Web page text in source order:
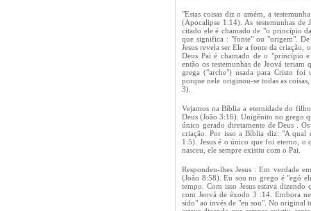
"Estas coisas diz o amém, a
(Apocalipse 1:14). As testemunhas
citado ele é chamado de "o princípio
que significa : "fonte" ou "origem".
Jesus revela ser Ele a fonte da
Deus Pai é chamado de o "princípio
então os testemunhas de Jeová
grega ("arche") usada para Cristo foi
porque nele originou-se todas as
3).
Vejamos na Bíblia a eternidade do
Deus (João 3:16). Unigênito no grego
único gerado diretamente de Deus .
criação. Por isso a Bíblia diz: "A qual
1:5). Jesus é o único que foi eterno, o
nasceu, ele sempre existiu com o Pai.
Respondeu-lhes Jesus : Em verdade
(João 8:58). Eu sou no grego é "egó
tempo. Com isso Jesus estava
com Jeová de êxodo 3 :14. Embora
sido" ao invés de "eu sou". No original